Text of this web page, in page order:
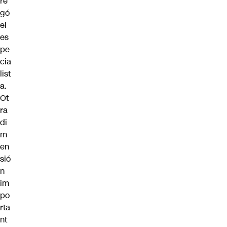
gó
el
es
pe
cia
list
a.
Ot
ra
di
m
en
sió
n
im
po
rta
nt